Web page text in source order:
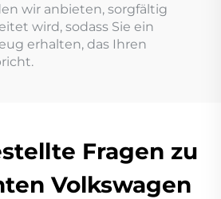
wir anbieten, sorgfältig
wird, sodass Sie ein
erhalten, das Ihren
Fragen zu
Volkswagen